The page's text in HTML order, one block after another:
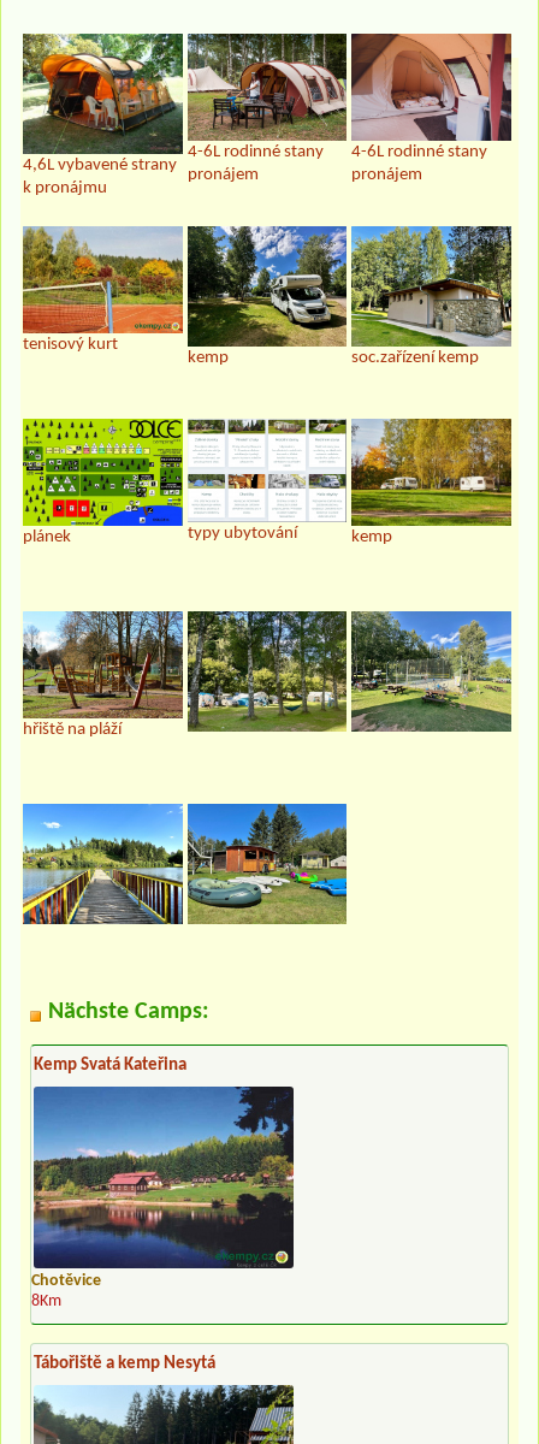
4,6L vybavené strany
k pronájmu
4-6L rodinné stany
pronájem
4-6L rodinné stany
pronájem
tenisový kurt
kemp soc.zařízení kemp
plánek typy ubytování kemp
hřiště na pláží
Nächste Camps:
Kemp Svatá Kateřina
Chotěvice
8Km
Tábořiště a kemp Nesytá